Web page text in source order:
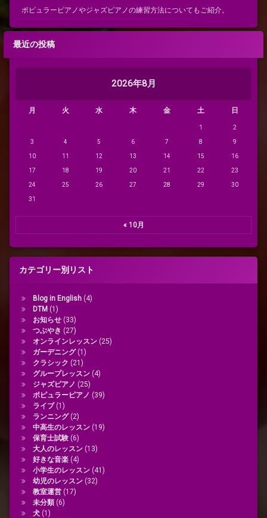
ポピュラーピアノやジャズピアノの練習方法についてもご紹介。
最近の投稿
2026年8月
月 火 水 木 金 土 日
1 2
3 4 5 6 7 8 9
10 11 12 13 14 15 16
17 18 19 20 21 22 23
24 25 26 27 28 29 30
31
« 10月
カテゴリー別リスト
Blog in English(4)
DTM(1)
お知らせ(33)
つぶやき (27)
オンラインレッスン(25)
ガーデニング(1)
クラシック (21)
グループレッスン(4)
ジャズピアノ (25)
ポピュラーピアノ (39)
ライブ(1)
ランニング(2)
中高生のレッスン(19)
保育士試験(6)
大人のレッスン(13)
好きな音楽(4)
小学生のレッスン(41)
幼児のレッスン(32)
教室運営(17)
未分類(6)
犬(1)